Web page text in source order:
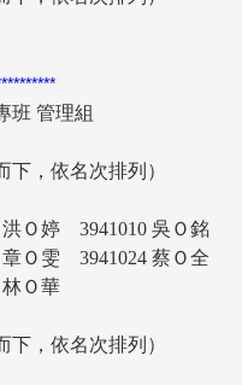
班 管理組
下，依名次排列）
洪Ｏ婷 3941010 吳Ｏ
章Ｏ雯 3941024 蔡Ｏ
林Ｏ華
下，依名次排列）